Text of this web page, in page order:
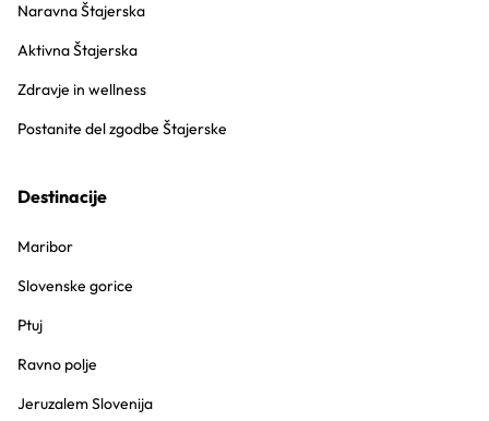
Naravna Štajerska
Aktivna Štajerska
Zdravje in wellness
Postanite del zgodbe Štajerske
Destinacije
Maribor
Slovenske gorice
Ptuj
Ravno polje
Jeruzalem Slovenija